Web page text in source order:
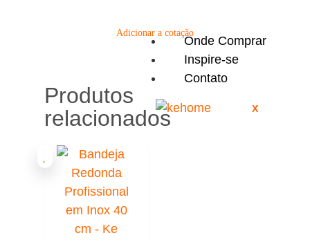
Onde Comprar
Inspire-se
Contato
X
Adicionar a cotação
Produtos
relacionados